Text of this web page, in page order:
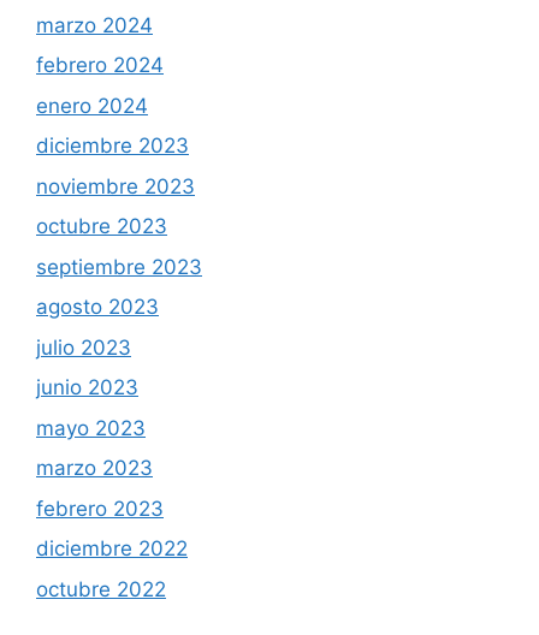
marzo 2024
febrero 2024
enero 2024
diciembre 2023
noviembre 2023
octubre 2023
septiembre 2023
agosto 2023
julio 2023
junio 2023
mayo 2023
marzo 2023
febrero 2023
diciembre 2022
octubre 2022